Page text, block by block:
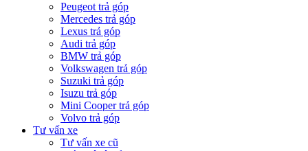
Peugeot trả góp
Mercedes trả góp
Lexus trả góp
Audi trả góp
BMW trả góp
Volkswagen trả góp
Suzuki trả góp
Isuzu trả góp
Mini Cooper trả góp
Volvo trả góp
Tư vấn xe
Tư vấn xe cũ